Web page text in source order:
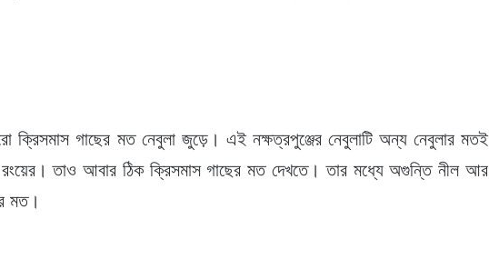
গাছের মত নেবুলা জুড়ে। এই নক্ষত্রপুঞ্জের নেবুলাটি অন্য নেবুলার মতই
তাও আবার ঠিক ক্রিসমাস গাছের মত দেখতে। তার মধ্যে অগুন্তি নীল আর
মত।